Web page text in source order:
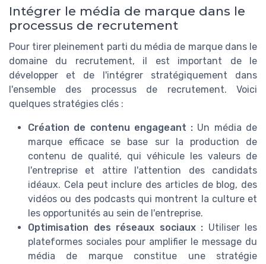
Intégrer le média de marque dans le
processus de recrutement
Pour tirer pleinement parti du média de marque dans le
domaine du recrutement, il est important de le
développer et de l'intégrer stratégiquement dans
l'ensemble des processus de recrutement. Voici
quelques stratégies clés :
Création de contenu engageant : Un média de
marque efficace se base sur la production de
contenu de qualité, qui véhicule les valeurs de
l'entreprise et attire l'attention des candidats
idéaux. Cela peut inclure des articles de blog, des
vidéos ou des podcasts qui montrent la culture et
les opportunités au sein de l'entreprise.
Optimisation des réseaux sociaux : Utiliser les
plateformes sociales pour amplifier le message du
média de marque constitue une stratégie